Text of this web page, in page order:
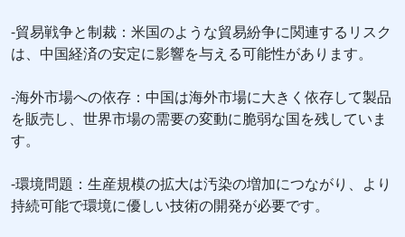
-貿易戦争と制裁：米国のような貿易紛争に関連するリスク
は、中国経済の安定に影響を与える可能性があります。
-海外市場への依存：中国は海外市場に大きく依存して製品
を販売し、世界市場の需要の変動に脆弱な国を残していま
す。
-環境問題：生産規模の拡大は汚染の増加につながり、より
持続可能で環境に優しい技術の開発が必要です。